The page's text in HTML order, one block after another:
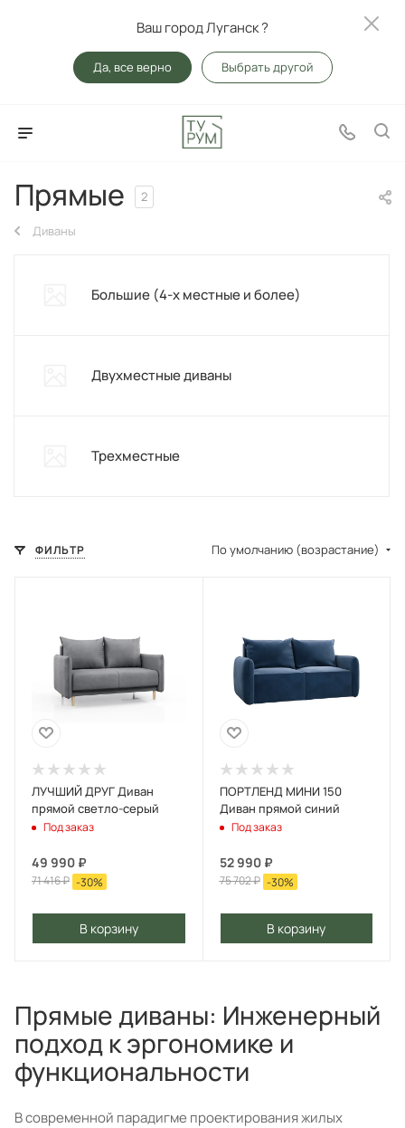
Ваш город Луганск ?
Да, все верно Выбрать другой
Прямые 2
Диваны
Большие (4-х местные и более)
Двухместные диваны
Трехместные
ФИЛЬТР По умолчанию (возрастание)
ЛУЧШИЙ ДРУГ Диван
прямой светло-серый
Под заказ
49 990 ₽
71 416₽ -30%
В корзину
ПОРТЛЕНД МИНИ 150
Диван прямой синий
Под заказ
52 990₽
75 702₽ -30%
В корзину
Прямые диваны: Инженерный
подход к эргономике и
функциональности
В современной парадигме проектирования жилых